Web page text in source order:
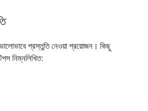
প্রস্তুতি নেওয়া প্রয়োজন। কিছু
নিম্নলিখিত: